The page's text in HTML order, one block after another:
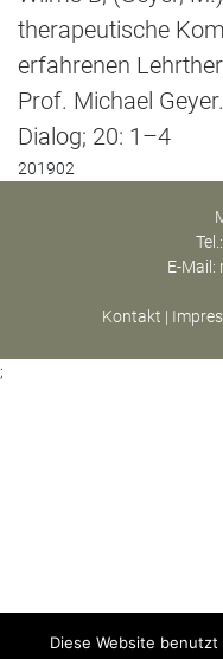
therapeutische
erfahrenen
Prof. Michael
Dialog; 20: 1–4
201902
E-Mail:
Kontakt |
Diese Website
;